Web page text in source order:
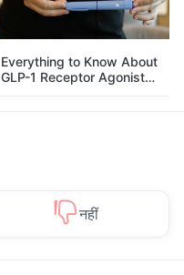
Everything to Know About
GLP-1 Receptor Agonist
and Its Role in Weight
Management
नहीं